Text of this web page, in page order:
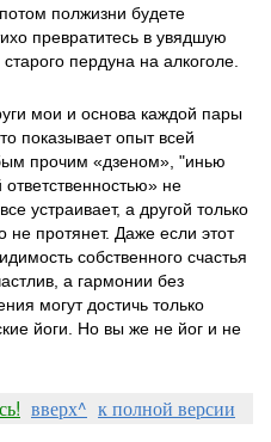
полжизни будете
превратитесь в увядшую
пердуна на алкоголе.
мои и основа каждой пары
показывает опыт всей
прочим «дзеном», "инью
не
устраивает, а другой только
не протянет. Даже если этот
собственного счастья
а гармонии без
могут достичь только
йоги. Но вы же не йог и не
вверх^ к полной версии